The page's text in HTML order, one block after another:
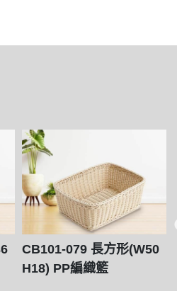
CB101-079 長方形(W50
H18) PP編織籃